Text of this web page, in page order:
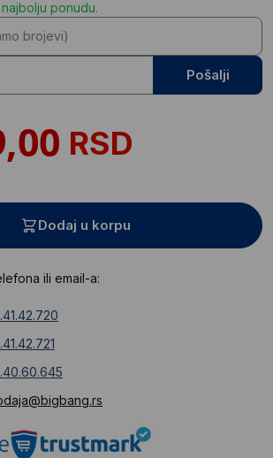
ponudu.
Pošalji
RSD
Dodaj u korpu
ili email-a: